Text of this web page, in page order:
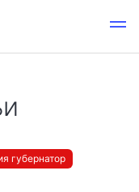
губернатор